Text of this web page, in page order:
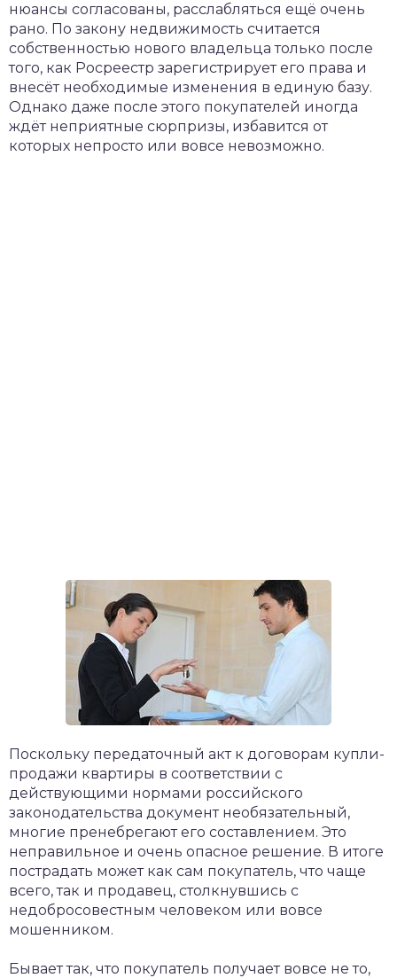
нюансы согласованы, расслабляться ещё очень
рано. По закону недвижимость считается
собственностью нового владельца только после
того, как Росреестр зарегистрирует его права и
внесёт необходимые изменения в единую базу.
Однако даже после этого покупателей иногда
ждёт неприятные сюрпризы, избавится от
которых непросто или вовсе невозможно.
Поскольку передаточный акт к договорам купли-
продажи квартиры в соответствии с
действующими нормами российского
законодательства документ необязательный,
многие пренебрегают его составлением. Это
неправильное и очень опасное решение. В итоге
пострадать может как сам покупатель, что чаще
всего, так и продавец, столкнувшись с
недобросовестным человеком или вовсе
мошенником.
Бывает так, что покупатель получает вовсе не то,